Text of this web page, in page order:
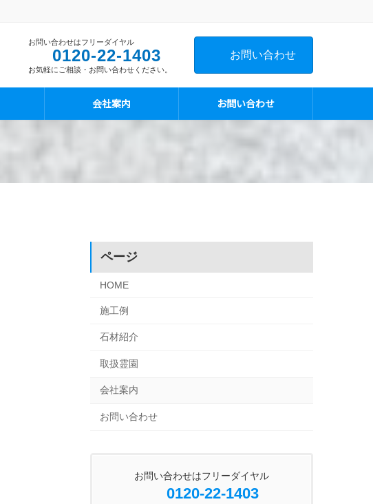
お問い合わせはフリーダイヤル
0120-22-1403
お気軽にご相談・お問い合わせください。
お問い合わせ
会社案内 お問い合わせ
ページ
HOME
施工例
石材紹介
取扱霊園
会社案内
お問い合わせ
お問い合わせはフリーダイヤル
0120-22-1403